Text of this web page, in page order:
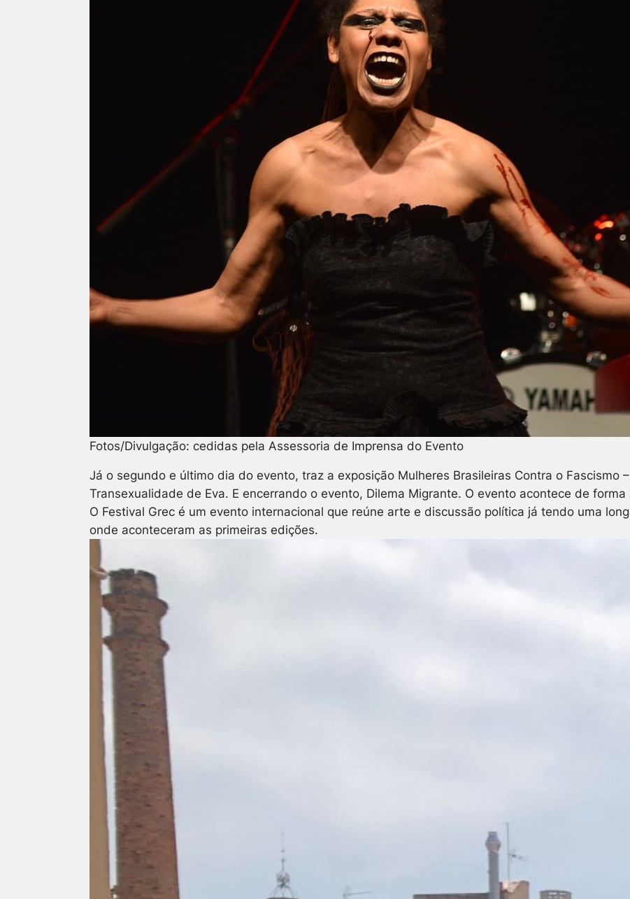
Fotos/Divulgação: cedidas pela Assessoria de Imprensa do Evento
Já o segundo e último dia do evento, traz a exposição Mulheres Brasileiras Contra o
Transexualidade de Eva. E encerrando o evento, Dilema Migrante. O evento acontece de
O Festival Grec é um evento internacional que reúne arte e discussão política já tendo uma
onde aconteceram as primeiras edições.